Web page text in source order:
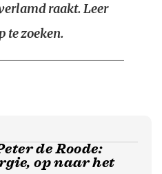
raakt. Leer
te zoeken.
de Roode:
op naar het